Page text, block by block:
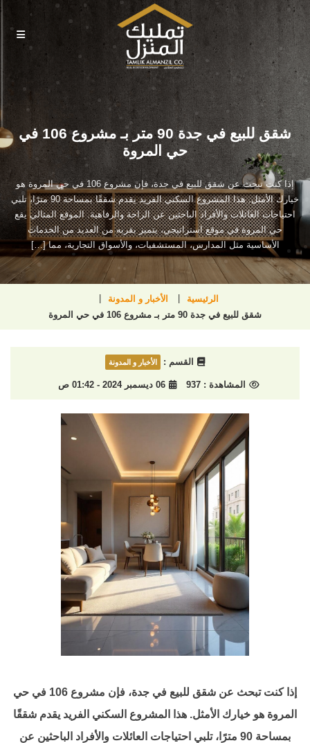
شقق للبيع في جدة 90 متر بـ مشروع 106 في
حي المروة
إذا كنت تبحث عن شقق للبيع في جدة، فإن مشروع 106 في حي المروة هو
خيارك الأمثل. هذا المشروع السكني الفريد يقدم شققًا بمساحة 90 مترًا، تلبي
احتياجات العائلات والأفراد الباحثين عن الراحة والرفاهية. الموقع المثالي يقع
حي المروة في موقع استراتيجي، يتميز بقربه من العديد من الخدمات
الأساسية مثل المدارس، المستشفيات، والأسواق التجارية، مما […]
الرئيسية
الأخبار و المدونة
شقق للبيع في جدة 90 متر بـ مشروع 106 في حي المروة
القسم : الأخبار و المدونة
المشاهدة :937 06 ديسمبر 2024 - 01:42 ص
إذا كنت تبحث عن شقق للبيع في جدة، فإن مشروع 106 في حي
المروة هو خيارك الأمثل. هذا المشروع السكني الفريد يقدم شققًا
بمساحة 90 مترًا، تلبي احتياجات العائلات والأفراد الباحثين عن